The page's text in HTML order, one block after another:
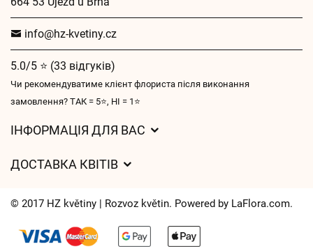
info@hz-kvetiny.cz
5.0/5 ⭐ (33 відгуків)
Чи рекомендуватиме клієнт флориста після виконання
замовлення? ТАК = 5⭐, НІ = 1⭐
ІНФОРМАЦІЯ ДЛЯ ВАС
Захист персональних даних
Час доставки квітів – огляд можливостей
ДОСТАВКА КВІТІВ
Куди ми доставляємо квіти
Файли cookie
© 2017 HZ květiny | Rozvoz květin. Powered by LaFlora.com.